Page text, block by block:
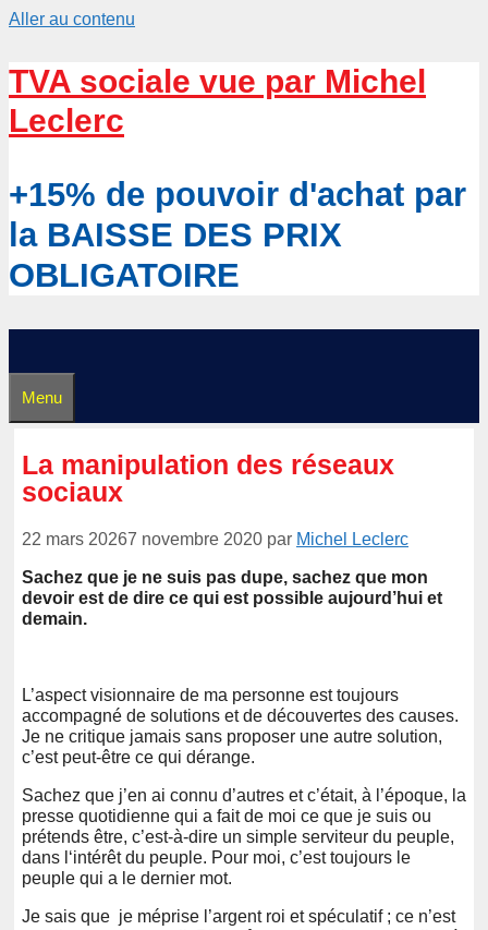
Aller au contenu
TVA sociale vue par Michel
Leclerc
+15% de pouvoir d'achat par
la BAISSE DES PRIX
OBLIGATOIRE
Menu
La manipulation des réseaux
sociaux
22 mars 20267 novembre 2020 par Michel Leclerc
Sachez que je ne suis pas dupe, sachez que mon
devoir est de dire ce qui est possible aujourd’hui et
demain.
L’aspect visionnaire de ma personne est toujours
accompagné de solutions et de découvertes des causes.
Je ne critique jamais sans proposer une autre solution,
c’est peut-être ce qui dérange.
Sachez que j’en ai connu d’autres et c’était, à l’époque, la
presse quotidienne qui a fait de moi ce que je suis ou
prétends être, c’est-à-dire un simple serviteur du peuple,
dans l‘intérêt du peuple. Pour moi, c’est toujours le
peuple qui a le dernier mot.
Je sais que je méprise l’argent roi et spéculatif ; ce n’est